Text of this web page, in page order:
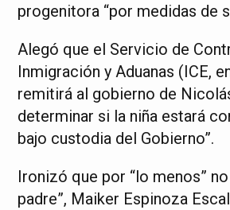
progenitora “por medidas de
Alegó que el Servicio de
Inmigración y Aduanas (ICE,
remitirá al gobierno de
determinar si la niña estará
bajo custodia del Gobierno”.
Ironizó que por “lo menos”
padre”, Maiker Espinoza